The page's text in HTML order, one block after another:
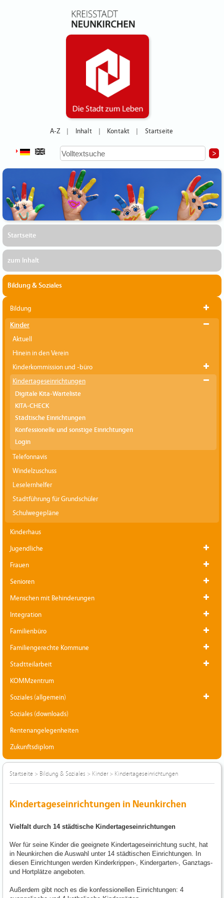
A-Z Inhalt Kontakt Startseite
Startseite
zum Inhalt
Bildung & Soziales
Bildung
Kinder
Aktuell
Hinein in den Verein
Kinderkommission und -büro
Kindertageseinrichtungen
Digitale Kita-Warteliste
KITA-CHECK
Städtische Einrichtungen
Konfessionelle und sonstige Einrichtungen
Login
Telefonnavis
Windelzuschuss
Leselernhelfer
Stadtführung für Grundschüler
Schulwegepläne
Kinderhaus
Jugendliche
Frauen
Senioren
Menschen mit Behinderungen
Integration
Familienbüro
Familiengerechte Kommune
Stadtteilarbeit
KOMMzentrum
Soziales (allgemein)
Soziales (downloads)
Rentenangelegenheiten
Zukunftsdiplom
Startseite > Bildung & Soziales > Kinder> Kindertageseinrichtungen
Kindertageseinrichtungen in Neunkirchen
Vielfalt durch 14 städtische Kindertageseinrichtungen
Wer für seine Kinder die geeignete Kindertageseinrichtung sucht, hat
in Neunkirchen die Auswahl unter 14 städtischen Einrichtungen. In
diesen Einrichtungen werden Kinderkrippen-, Kindergarten-, Ganztags-
und Hortplätze angeboten.
Außerdem gibt noch es die konfessionellen Einrichtungen: 4